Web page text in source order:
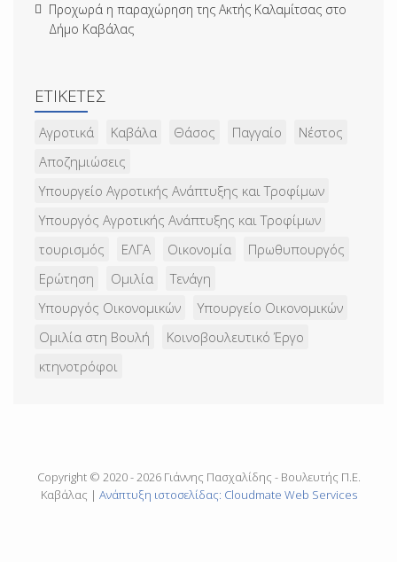
Προχωρά η παραχώρηση της Ακτής Καλαμίτσας στο
Δήμο Καβάλας
ΕΤΙΚΈΤΕΣ
Αγροτικά Καβάλα Θάσος Παγγαίο
Νέστος
Αποζημιώσεις
Υπουργείο Αγροτικής Ανάπτυξης και Τροφίμων
Υπουργός Αγροτικής Ανάπτυξης και Τροφίμων
τουρισμός
ΕΛΓΑ Οικονομία
Πρωθυπουργός
Ερώτηση
Ομιλία
Τενάγη
Υπουργός Οικονομικών
Υπουργείο Οικονομικών
Ομιλία στη Βουλή
Κοινοβουλευτικό Έργο
κτηνοτρόφοι
Copyright © 2020 - 2026 Γιάννης Πασχαλίδης - Βουλευτής Π.Ε.
Καβάλας | Ανάπτυξη ιστοσελίδας: Cloudmate Web Services